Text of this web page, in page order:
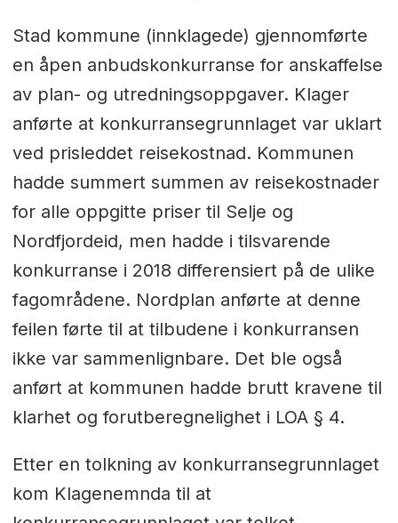
Stad kommune (innklagede) gjennomførte
en åpen anbudskonkurranse for anskaffelse
av plan- og utredningsoppgaver. Klager
anførte at konkurransegrunnlaget var uklart
ved prisleddet reisekostnad. Kommunen
hadde summert summen av reisekostnader
for alle oppgitte priser til Selje og
Nordfjordeid, men hadde i tilsvarende
konkurranse i 2018 differensiert på de ulike
fagområdene. Nordplan anførte at denne
feilen førte til at tilbudene i konkurransen
ikke var sammenlignbare. Det ble også
anført at kommunen hadde brutt kravene til
klarhet og forutberegnelighet i LOA § 4.
Etter en tolkning av konkurransegrunnlaget
kom Klagenemnda til at